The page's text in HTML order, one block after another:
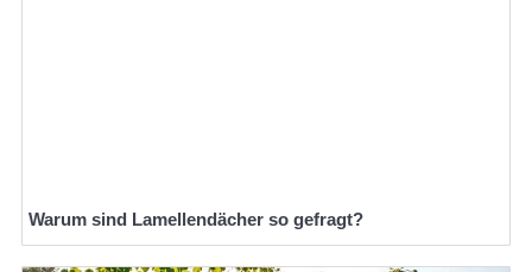
Warum sind Lamellendächer so gefragt?